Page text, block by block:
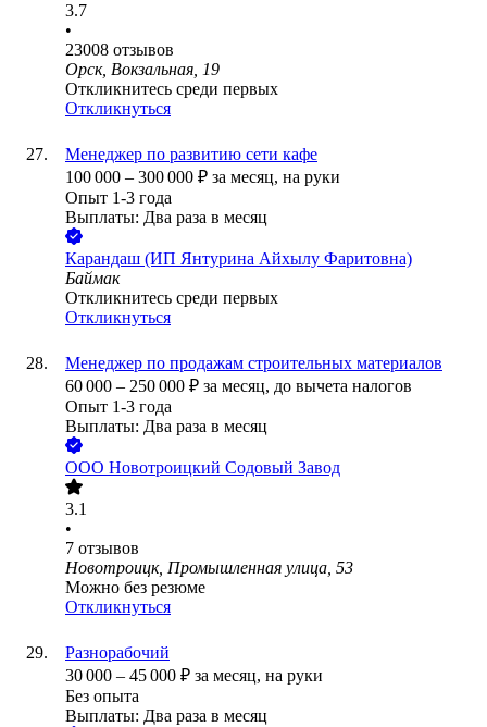
3.7
•
23008 отзывов
Орск, Вокзальная, 19
Откликнитесь среди первых
Откликнуться
Менеджер по развитию сети кафе
100 000 – 300 000 ₽ за месяц, на руки
Опыт 1-3 года
Выплаты: Два раза в месяц
Карандаш (ИП Янтурина Айхылу Фаритовна)
Баймак
Откликнитесь среди первых
Откликнуться
Менеджер по продажам строительных материалов
60 000 – 250 000 ₽ за месяц, до вычета налогов
Опыт 1-3 года
Выплаты: Два раза в месяц
ООО Новотроицкий Содовый Завод
3.1
•
7 отзывов
Новотроицк, Промышленная улица, 53
Можно без резюме
Откликнуться
Разнорабочий
30 000 – 45 000 ₽ за месяц, на руки
Без опыта
Выплаты: Два раза в месяц